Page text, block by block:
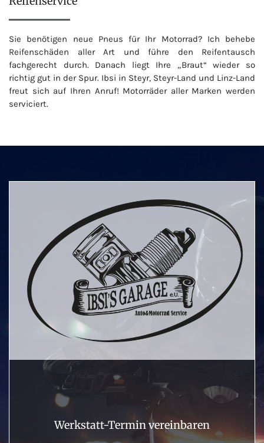
Sie benötigen neue Pneus für Ihr Motorrad? Ich behebe
Reifenschäden aller Art und führe den Reifentausch
fachgerecht durch. Danach liegt Ihre „Braut“ wieder so
richtig gut in der Spur. Ibsi in Steyr, Steyr-Land und Linz-Land
freut sich auf Ihren Anruf! Motorräder aller Marken werden
serviciert.
Werkstatt-Termin vereinbaren